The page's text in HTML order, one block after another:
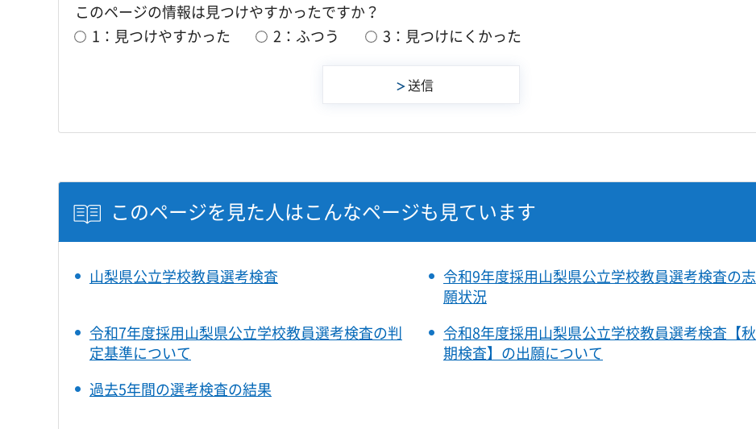
このページの情報は見つけやすかったですか？
1：見つけやすかった
2：ふつう 3：見つけにくかった
このページを見た人はこんなページも見ています
山梨県公立学校教員選考検査
令和9年度採用山梨県公立学校教員選考検査の志
願状況
令和7年度採用山梨県公立学校教員選考検査の判
定基準について
令和8年度採用山梨県公立学校教員選考検査【秋
期検査】の出願について
過去5年間の選考検査の結果